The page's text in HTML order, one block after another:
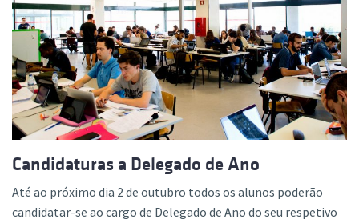
Candidaturas a Delegado de Ano
Até ao próximo dia 2 de outubro todos os alunos poderão
candidatar-se ao cargo de Delegado de Ano do seu respetivo